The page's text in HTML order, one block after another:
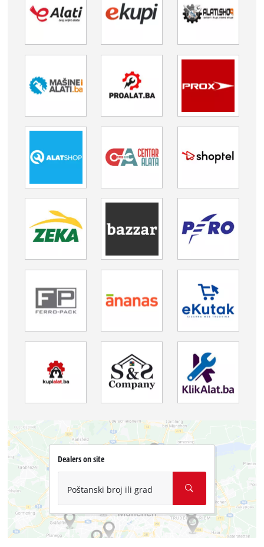
Dealers on site
Poštanski broj ili grad